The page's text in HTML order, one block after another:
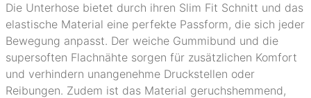
Die Unterhose bietet durch ihren Slim Fit Schnitt und das
elastische Material eine perfekte Passform, die sich jeder
Bewegung anpasst. Der weiche Gummibund und die
supersoften Flachnähte sorgen für zusätzlichen Komfort
und verhindern unangenehme Druckstellen oder
Reibungen. Zudem ist das Material geruchshemmend,